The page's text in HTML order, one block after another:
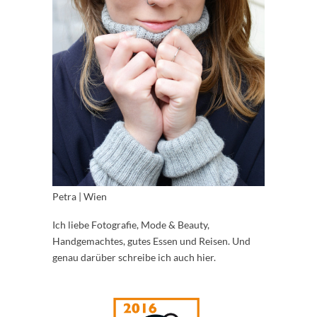
Petra | Wien
Ich liebe Fotografie, Mode & Beauty,
Handgemachtes, gutes Essen und Reisen. Und
genau darüber schreibe ich auch hier.